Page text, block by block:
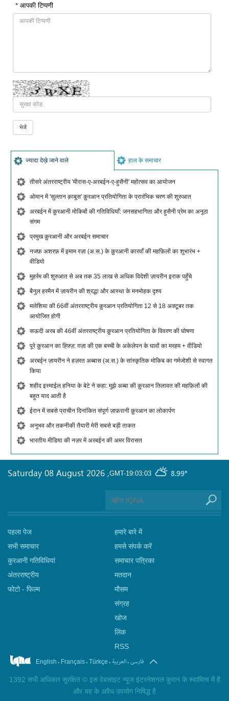
* आपकी टिप्पणी
ज्यादा देख़े जाने वाले हाल के समाचार
तीसरे अंतरराष्ट्रीय 'मीरास-ए-अरबईन-ए-हुसैनी' महोत्सव का आयोजन
ओमान में 'सुल्तान क़ाबूस' क़ुरआन प्रतियोगिता के प्रारंभिक चरण की शुरुआत
अरबईन में क़ुरआनी मोकिबों की गतिविधियाँ: जनसहभागिता और हुसैनी प्रेम का अनूठा
संगम
प्रमुख क़ुरआनी और अरबईन समाचार
नजफ़ अशरफ़ में इमाम रज़ा (अ.स.) के क़ुरआनी कारवाँ की महफ़िलों का शुभारंभ +
वीडियो
मुहर्रम की शुरुआत से अब तक 35 लाख से अधिक विदेशी ज़ायरीन इराक पहुँचे
बैनुल हरमैन में ज़ायरीन की श्रद्धा और आस्था के मनमोहक दृश्य
मलेशिया की 66वीं अंतरराष्ट्रीय क़ुरआन प्रतियोगिता 12 से 18 अक्टूबर तक
आयोजित होगी
सऊदी अरब की 46वीं अंतरराष्ट्रीय क़ुरआन प्रतियोगिता के विवरण की घोषणा
पूरे क़ुरआन का हिफ़्ज़: ग़ज़ा की एक बच्ची के अकेलेपन के घावों का मरहम + वीडियो
अरबईन ज़ायरीन ने हज़रत अब्बास (अ.स.) के सांस्कृतिक मोकिब का गर्मजोशी से स्वागत
किया
शहीद इस्माईल हनिया के बेटे ने कहा: मुझे अब्बा की क़ुरआन तिलावत की महफ़िलों की
बहुत याद आती है
ईरान में सबसे प्राचीन दिनांकित संपूर्ण ज़ाफ़रानी क़ुरआन का लोकार्पण
अनुभव और तकनीकी तैयारी मेरी सबसे बड़ी ताकत
भारतीय मीडिया की नज़र में अरबईन की अमर विरासत
GMT-19:03:03 8.99°
Saturday 08 August 2026 ,
पहला पेज
सभी समाचार
कुरआनी गतिविधियां
अंतरराष्ट्रीय
फोटो - फिल्म
हमारे बारे में
हमसे संपर्क करें
समाचार पत्रिका
मतदान
मौसम
संग्रह
खोज
लिंक
RSS
English . Français. Türkçe . العربیة.فارسی
1392 सभी अधिकार सुरक्षित © इस वेबसाइट न्यूज इंटरनेशनल कुरान के स्वामित्व में है
और यह के अवैध उपयोग निषिद्ध है